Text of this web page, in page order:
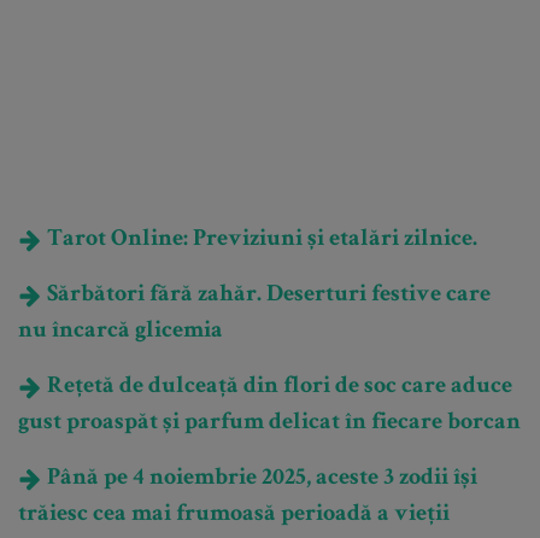
Tarot Online: Previziuni și etalări zilnice.
Sărbători fără zahăr. Deserturi festive care
nu încarcă glicemia
Rețetă de dulceață din flori de soc care aduce
gust proaspăt și parfum delicat în fiecare borcan
Până pe 4 noiembrie 2025, aceste 3 zodii își
trăiesc cea mai frumoasă perioadă a vieții